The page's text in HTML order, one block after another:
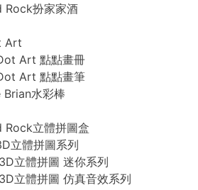
Rock扮家家酒
Art
Art 點點畫冊
Art 點點畫筆
水彩棒
Rock立體拼圖盒
立體拼圖系列
立體拼圖 迷你系列
立體拼圖 仿真音效系列